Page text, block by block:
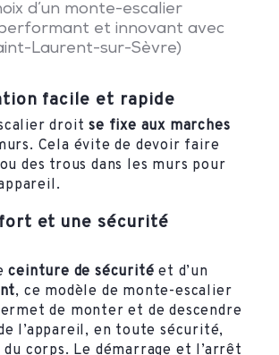
d’un monte-escalier
et innovant avec
Laurent-sur-Sèvre)
facile et rapide
droitse fixe aux marches
Cela évite de devoir faire
des trous dans les murs pour
et une sécurité
ceinture de sécurité et d’un
, ce modèle de monte-escalier
de monter et de descendre
l’appareil, en toute sécurité,
corps. Le démarrage et l’arrêt